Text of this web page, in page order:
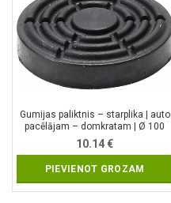
Gumijas paliktnis – starplika | auto
pacēlājam – domkratam | Ø 100
mm (6470)
10.14€
PIEVIENOT GROZAM